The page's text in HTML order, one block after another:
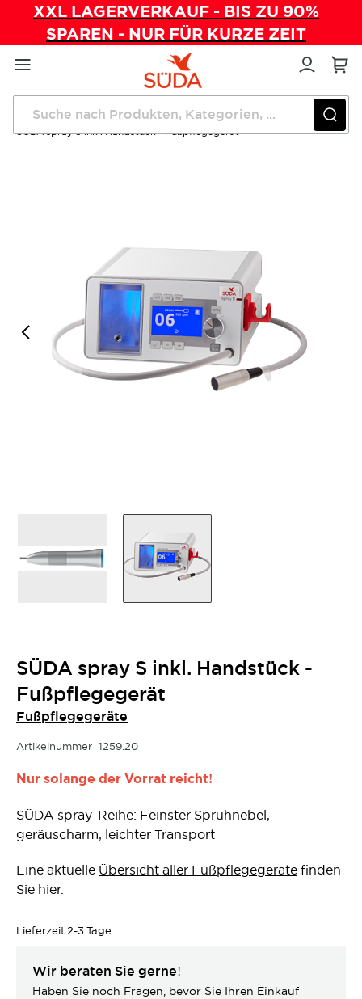
XXL LAGERVERKAUF - BIS ZU 90%
SPAREN - NUR FÜR KURZE ZEIT
Direkt
zum
Inhalt
Startseite
Sale
SÜDA spray S inkl. Handstück - Fußpflegegerät
SÜDA spray S inkl. Handstück -
Fußpflegegerät
Fußpflegegeräte
Artikelnummer 1259.20
Nur solange der Vorrat reicht!
SÜDA spray-Reihe: Feinster Sprühnebel,
geräuscharm, leichter Transport
Eine aktuelle Übersicht aller Fußpflegegeräte finden
Sie hier.
Lieferzeit 2-3 Tage
Wir beraten Sie gerne!
Haben Sie noch Fragen, bevor Sie Ihren Einkauf